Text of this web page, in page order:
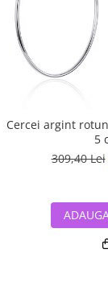
Cercei argint
5
309,40 Lei